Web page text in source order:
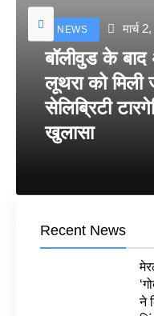
NEWS मार्च
बॉलीवुड के
लूथरा को मिली
सेलिब्रिटी
खुलासा
Recent News
ने